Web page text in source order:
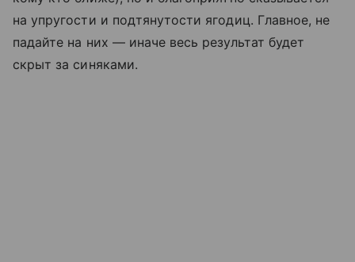
на упругости и подтянутости ягодиц. Главное, не
падайте на них — иначе весь результат будет
скрыт за синяками.